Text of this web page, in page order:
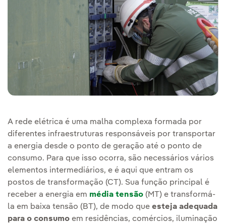
A rede elétrica é uma malha complexa formada por
diferentes infraestruturas responsáveis por transportar
a energia desde o ponto de geração até o ponto de
consumo. Para que isso ocorra, são necessários vários
elementos intermediários, e é aqui que entram os
postos de transformação (CT). Sua função principal é
receber a energia em média tensão (MT) e transformá-
la em baixa tensão (BT), de modo que esteja adequada
para o consumo em residências, comércios, iluminação